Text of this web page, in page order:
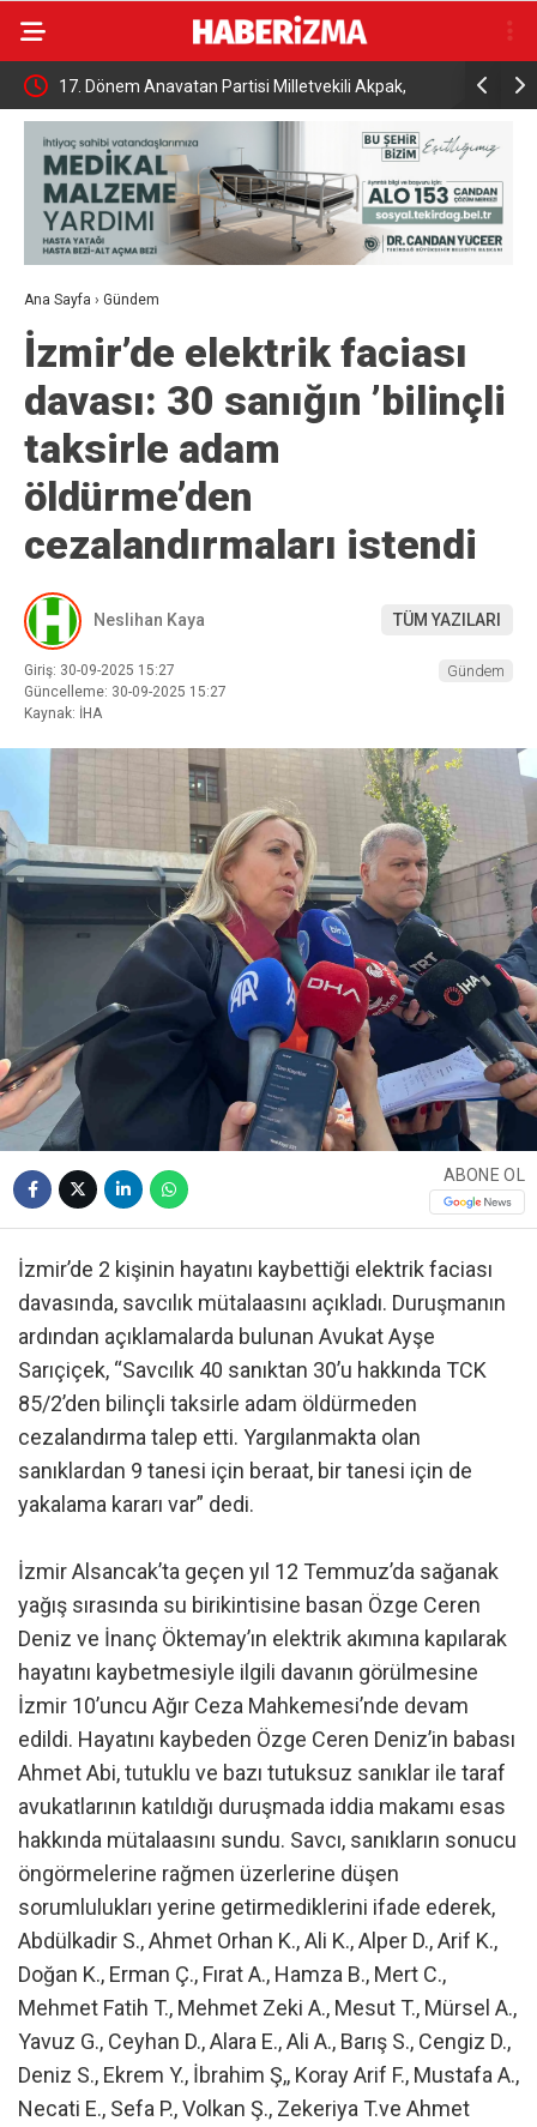
Akpak, Tutuklu Başkan Günel’den cezaevinden
açıklama
Ana Sayfa › Gündem
İzmir’de elektrik faciası
davası: 30 sanığın ’bilinçli
taksirle adam
öldürme’den
cezalandırmaları istendi
Neslihan Kaya TÜM YAZILARI
Giriş: 30-09-2025 15:27
Güncelleme: 30-09-2025 15:27
Kaynak: İHA
Gündem
ABONE OL
İzmir’de 2 kişinin hayatını kaybettiği elektrik faciası
davasında, savcılık mütalaasını açıkladı. Duruşmanın
ardından açıklamalarda bulunan Avukat Ayşe
Sarıçiçek, “Savcılık 40 sanıktan 30’u hakkında TCK
85/2’den bilinçli taksirle adam öldürmeden
cezalandırma talep etti. Yargılanmakta olan
sanıklardan 9 tanesi için beraat, bir tanesi için de
yakalama kararı var” dedi.
İzmir Alsancak’ta geçen yıl 12 Temmuz’da sağanak
yağış sırasında su birikintisine basan Özge Ceren
Deniz ve İnanç Öktemay’ın elektrik akımına kapılarak
hayatını kaybetmesiyle ilgili davanın görülmesine
İzmir 10’uncu Ağır Ceza Mahkemesi’nde devam
edildi. Hayatını kaybeden Özge Ceren Deniz’in babası
Ahmet Abi, tutuklu ve bazı tutuksuz sanıklar ile taraf
avukatlarının katıldığı duruşmada iddia makamı esas
hakkında mütalaasını sundu. Savcı, sanıkların sonucu
öngörmelerine rağmen üzerlerine düşen
sorumlulukları yerine getirmediklerini ifade ederek,
Abdülkadir S., Ahmet Orhan K., Ali K., Alper D., Arif K.,
Doğan K., Erman Ç., Fırat A., Hamza B., Mert C.,
Mehmet Fatih T., Mehmet Zeki A., Mesut T., Mürsel A.,
Yavuz G., Ceyhan D., Alara E., Ali A., Barış S., Cengiz D.,
Deniz S., Ekrem Y., İbrahim Ş,, Koray Arif F., Mustafa A.,
Necati E., Sefa P., Volkan Ş., Zekeriya T.ve Ahmet